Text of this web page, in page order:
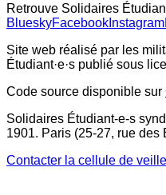
Retrouve Solidaires
BlueskyFacebook Instagram
Site web réalisé par les
Étudiant·e·s publié sous
Code source disponible sur
Solidaires Étudiant-e-s
1901. Paris (25-27, rue des
Contacter la cellule de veille